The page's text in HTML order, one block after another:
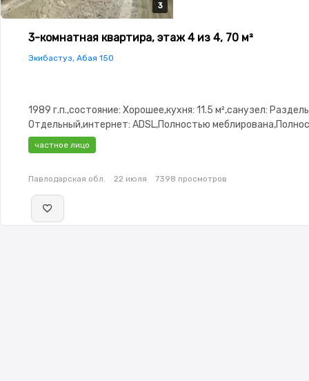
3
3
3
3-комнатная квартира, этаж 4 из 4, 70 м²
Экибастуз, Абая 150
1989 г.п.,состояние: Хорошее,кухня: 11.5 м²,санузел:
Отдельный,интернет: ADSL,Полностью
меблирована,потолки: 3.0,Домофон,Пластиковые
двор
частное лицо
Павлодарская обл. 22 июля 7398 просмотров